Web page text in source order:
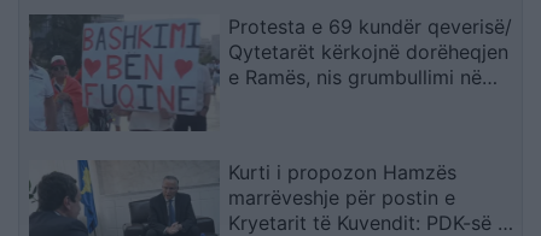
Protesta e 69 kundër qeverisë/
Qytetarët kërkojnë dorëheqjen
e Ramës, nis grumbullimi në
Kurti i propozon Hamzës
marrëveshje për postin e
Kryetarit të Kuvendit: PDK-së i